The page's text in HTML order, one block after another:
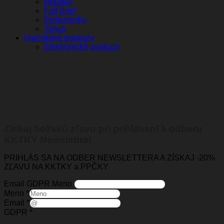
Brazilky
Full Brief
Podprsenky
Tangá
Darčekové poukazy
Elektronické poukazy
PRIHLÁS SA NA ODBER NEWSLETTERA A ZÍSKAJ -20%
ZĽAVU NA KKTKY a PPČKY
Email GDPR Meno
Meno *
Email *
GDPR *